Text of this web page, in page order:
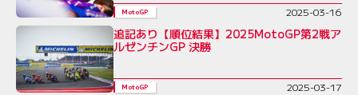
MotoGP 2025-03-16
追記あり【順位結果】2025MotoGP第2戦ア
ルゼンチンGP 決勝
MotoGP 2025-03-17